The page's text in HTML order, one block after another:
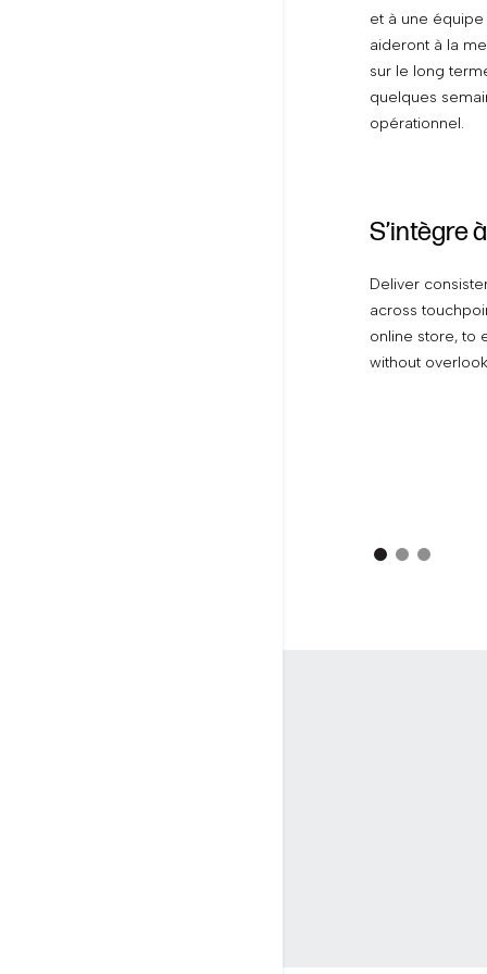
et à une équipe
aideront à la
sur le long
quelques
opérationnel.
S’intègre
Deliver
across
online store, to
without